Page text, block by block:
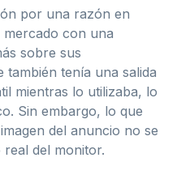
por una razón en
con una
sobre sus
tenía una salida
mientras lo utilizaba, lo
Sin embargo, lo que
del anuncio no se
del monitor.